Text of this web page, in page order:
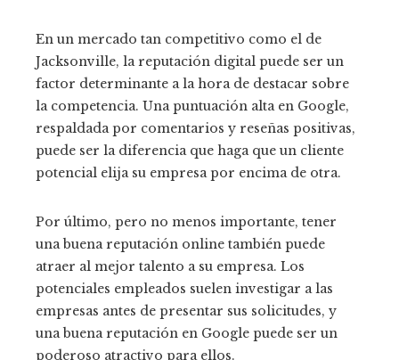
En un mercado tan competitivo como el de
Jacksonville, la reputación digital puede ser un
factor determinante a la hora de destacar sobre
la competencia. Una puntuación alta en Google,
respaldada por comentarios y reseñas positivas,
puede ser la diferencia que haga que un cliente
potencial elija su empresa por encima de otra.
Por último, pero no menos importante, tener
una buena reputación online también puede
atraer al mejor talento a su empresa. Los
potenciales empleados suelen investigar a las
empresas antes de presentar sus solicitudes, y
una buena reputación en Google puede ser un
poderoso atractivo para ellos.